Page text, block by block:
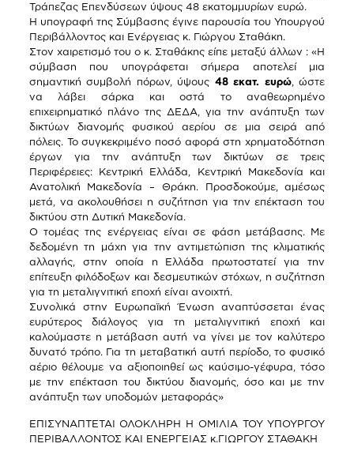
Τράπεζας Επενδύσεων ύψους 48 εκατομμυρίων ευρώ.
Η υπογραφή της Σύμβασης έγινε παρουσία του Υπουργού
Περιβάλλοντος και Ενέργειας κ. Γιώργου Σταθάκη.
Στον χαιρετισμό του ο κ. Σταθάκης είπε μεταξύ άλλων : «Η
σύμβαση που υπογράφεται σήμερα αποτελεί μια
σημαντική συμβολή πόρων, ύψους 48 εκατ. ευρώ, ώστε
να λάβει σάρκα και οστά το αναθεωρημένο
επιχειρηματικό πλάνο της ΔΕΔΑ, για την ανάπτυξη των
δικτύων διανομής φυσικού αερίου σε μια σειρά από
πόλεις. Το συγκεκριμένο ποσό αφορά στη χρηματοδότηση
έργων για την ανάπτυξη των δικτύων σε τρεις
Περιφέρειες: Κεντρική Ελλάδα, Κεντρική Μακεδονία και
Ανατολική Μακεδονία – Θράκη. Προσδοκούμε, αμέσως
μετά, να ακολουθήσει η συζήτηση για την επέκταση του
δικτύου στη Δυτική Μακεδονία.
Ο τομέας της ενέργειας είναι σε φάση μετάβασης. Με
δεδομένη τη μάχη για την αντιμετώπιση της κλιματικής
αλλαγής, στην οποία η Ελλάδα πρωτοστατεί για την
επίτευξη φιλόδοξων και δεσμευτικών στόχων, η συζήτηση
για τη μεταλιγνιτική εποχή είναι ανοιχτή.
Συνολικά στην Ευρωπαϊκή Ένωση αναπτύσσεται ένας
ευρύτερος διάλογος για τη μεταλιγνιτική εποχή και
καλούμαστε η μετάβαση αυτή να γίνει με τον καλύτερο
δυνατό τρόπο. Για τη μεταβατική αυτή περίοδο, το φυσικό
αέριο θέλουμε να αξιοποιηθεί ως καύσιμο-γέφυρα, τόσο
με την επέκταση του δικτύου διανομής, όσο και με την
ανάπτυξη των υποδομών μεταφοράς»
ΕΠΙΣΥΝΑΠΤΕΤΑΙ ΟΛΟΚΛΗΡΗ Η ΟΜΙΛΙΑ ΤΟΥ ΥΠΟΥΡΓΟΥ
ΠΕΡΙΒΑΛΛΟΝΤΟΣ ΚΑΙ ΕΝΕΡΓΕΙΑΣ κ.ΓΙΩΡΓΟΥ ΣΤΑΘΑΚΗ